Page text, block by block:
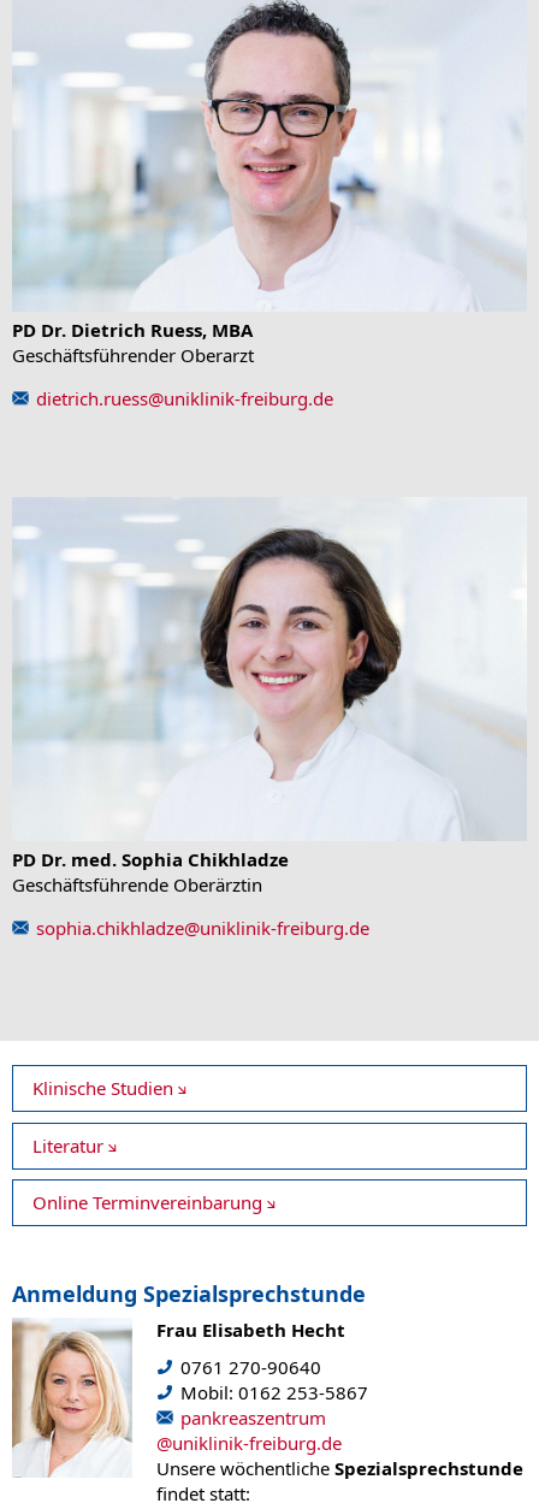
PD Dr. Dietrich Ruess, MBA
Geschäftsführender Oberarzt
dietrich.ruess@uniklinik-freiburg.de
PD Dr. med. Sophia Chikhladze
Geschäftsführende Oberärztin
sophia.chikhladze@uniklinik-freiburg.de
Klinische Studien
Literatur
Online Terminvereinbarung
Anmeldung Spezialsprechstunde
Frau Elisabeth Hecht
0761 270-90640
Mobil: 0162 253-5867
pankreaszentrum
@uniklinik-freiburg.de
Unsere wöchentliche Spezialsprechstunde
findet statt: